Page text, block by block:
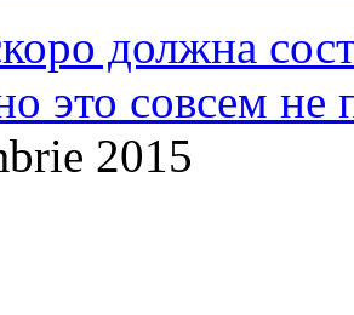
должна
это совсем не
2015